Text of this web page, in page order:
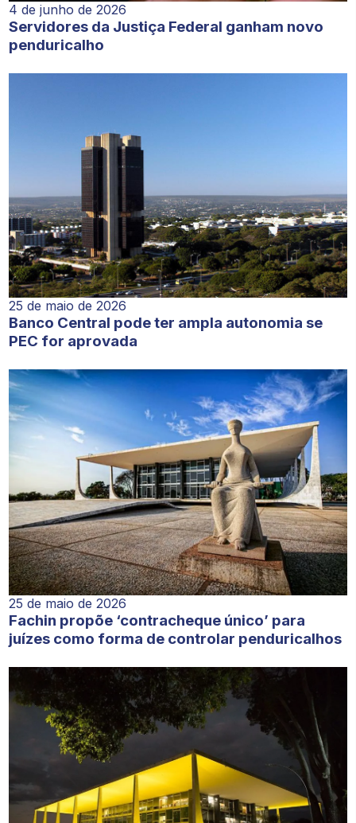
4 de junho de 2026
Servidores da Justiça Federal ganham novo
penduricalho
25 de maio de 2026
Banco Central pode ter ampla autonomia se
PEC for aprovada
25 de maio de 2026
Fachin propõe ‘contracheque único’ para
juízes como forma de controlar penduricalhos